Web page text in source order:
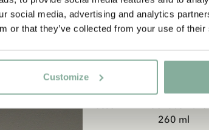
social media, advertising and analytics
or that they’ve collected from your use of
Customize
260 ml
JETZT MITGLIED WERDEN